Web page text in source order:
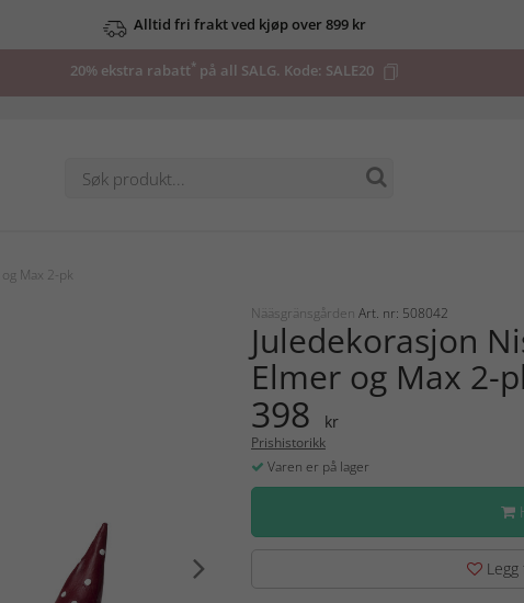
Alltid fri frakt ved kjøp over 899 kr
20% ekstra rabatt* på all SALG. Kode: SALE20
Max 2-pk
Nääsgränsgården Art. nr: 508042
Juledekorasjon
Elmer og Max 2-
398 kr
Prishistorikk
Varen er på lager
Legg